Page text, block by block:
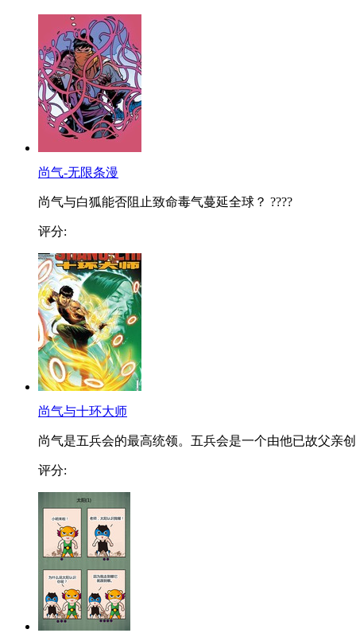
尚气-无限条漫
尚气与白狐能否阻止致命毒气蔓延全球？ ????
评分:
尚气与十环大师
尚气是五兵会的最高统领。五兵会是一个由他已故父亲
评分: